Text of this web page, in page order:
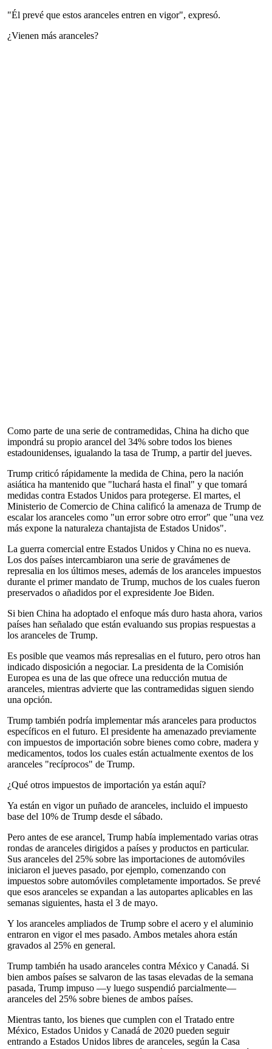
"Él prevé que estos aranceles entren en vigor", expresó.
¿Vienen más aranceles?
Como parte de una serie de contramedidas, China ha dicho que
impondrá su propio arancel del 34% sobre todos los bienes
estadounidenses, igualando la tasa de Trump, a partir del jueves.
Trump criticó rápidamente la medida de China, pero la nación
asiática ha mantenido que "luchará hasta el final" y que tomará
medidas contra Estados Unidos para protegerse. El martes, el
Ministerio de Comercio de China calificó la amenaza de Trump de
escalar los aranceles como "un error sobre otro error" que "una vez
más expone la naturaleza chantajista de Estados Unidos".
La guerra comercial entre Estados Unidos y China no es nueva.
Los dos países intercambiaron una serie de gravámenes de
represalia en los últimos meses, además de los aranceles impuestos
durante el primer mandato de Trump, muchos de los cuales fueron
preservados o añadidos por el expresidente Joe Biden.
Si bien China ha adoptado el enfoque más duro hasta ahora, varios
países han señalado que están evaluando sus propias respuestas a
los aranceles de Trump.
Es posible que veamos más represalias en el futuro, pero otros han
indicado disposición a negociar. La presidenta de la Comisión
Europea es una de las que ofrece una reducción mutua de
aranceles, mientras advierte que las contramedidas siguen siendo
una opción.
Trump también podría implementar más aranceles para productos
específicos en el futuro. El presidente ha amenazado previamente
con impuestos de importación sobre bienes como cobre, madera y
medicamentos, todos los cuales están actualmente exentos de los
aranceles "recíprocos" de Trump.
¿Qué otros impuestos de importación ya están aquí?
Ya están en vigor un puñado de aranceles, incluido el impuesto
base del 10% de Trump desde el sábado.
Pero antes de ese arancel, Trump había implementado varias otras
rondas de aranceles dirigidos a países y productos en particular.
Sus aranceles del 25% sobre las importaciones de automóviles
iniciaron el jueves pasado, por ejemplo, comenzando con
impuestos sobre automóviles completamente importados. Se prevé
que esos aranceles se expandan a las autopartes aplicables en las
semanas siguientes, hasta el 3 de mayo.
Y los aranceles ampliados de Trump sobre el acero y el aluminio
entraron en vigor el mes pasado. Ambos metales ahora están
gravados al 25% en general.
Trump también ha usado aranceles contra México y Canadá. Si
bien ambos países se salvaron de las tasas elevadas de la semana
pasada, Trump impuso —y luego suspendió parcialmente—
aranceles del 25% sobre bienes de ambos países.
Mientras tanto, los bienes que cumplen con el Tratado entre
México, Estados Unidos y Canadá de 2020 pueden seguir
entrando a Estados Unidos libres de aranceles, según la Casa